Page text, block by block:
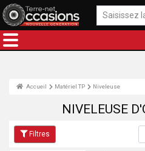
Accueil Matériel TP Niveleuse
NIVELEUSE
Filtres